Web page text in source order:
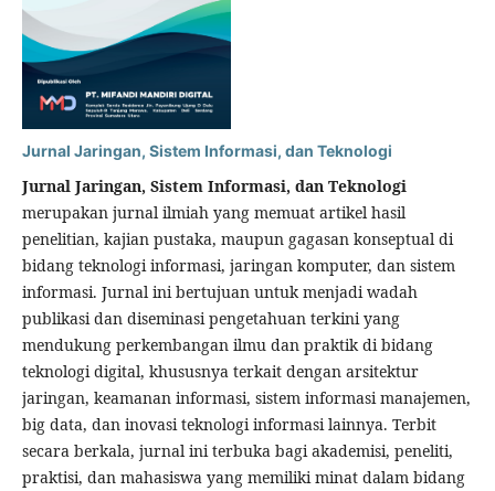
Jurnal Jaringan, Sistem Informasi, dan Teknologi
Jurnal Jaringan, Sistem Informasi, dan Teknologi
merupakan jurnal ilmiah yang memuat artikel hasil
penelitian, kajian pustaka, maupun gagasan konseptual di
bidang teknologi informasi, jaringan komputer, dan sistem
informasi. Jurnal ini bertujuan untuk menjadi wadah
publikasi dan diseminasi pengetahuan terkini yang
mendukung perkembangan ilmu dan praktik di bidang
teknologi digital, khususnya terkait dengan arsitektur
jaringan, keamanan informasi, sistem informasi manajemen,
big data, dan inovasi teknologi informasi lainnya. Terbit
secara berkala, jurnal ini terbuka bagi akademisi, peneliti,
praktisi, dan mahasiswa yang memiliki minat dalam bidang